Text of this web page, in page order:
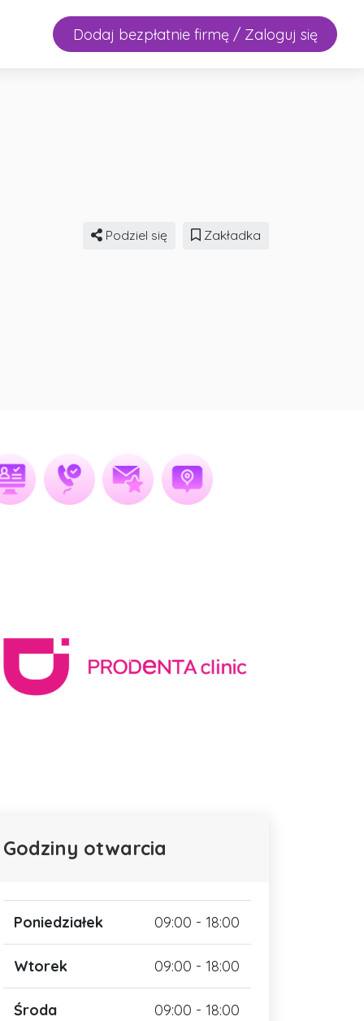
Dodaj bezpłatnie firmę / Zaloguj się
Podziel się Zakładka
Godziny otwarcia
Poniedziałek 09:00 - 18:00
Wtorek 09:00 - 18:00
Środa 09:00 - 18:00